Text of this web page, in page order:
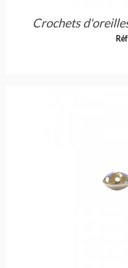
Crochets